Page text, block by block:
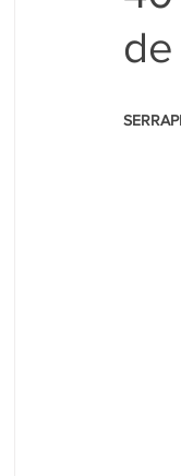
Naíla Gonçalves